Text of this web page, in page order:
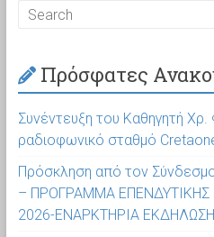
Πρόσφατες
Συνέντευξη του Καθηγητή
ραδιοφωνικό σταθμό
Πρόσκληση από τον
– ΠΡΟΓΡΑΜΜΑ ΕΠΕΝΔΥΤΙΚΗΣ
2026-ΕΝΑΡΚΤΗΡΙΑ ΕΚΔΗΛΩΣΗ